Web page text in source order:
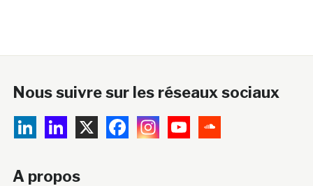
Nous suivre sur les réseaux sociaux
A propos